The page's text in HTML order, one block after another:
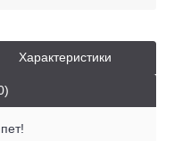
Характеристики